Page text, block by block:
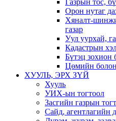
Газрын тос,
Орон нутаг
Хяналт-
газар
Уул уурхай,
Кадастрын
Бүтэц зохион
Цөмийн болон
ХУУЛЬ, ЭРХ ЗҮЙ
Хууль
УИХ-ын тогтоол
Засгийн газрын
Сайд, агентлагийн